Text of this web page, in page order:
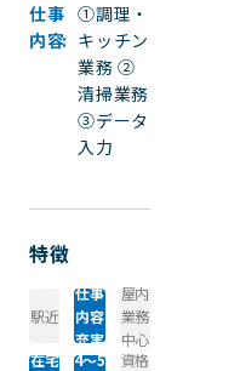
仕事
内容
①調理・
キッチン
業務 ②
清掃業務
③データ
入力
特徴
駅近
仕事
内容
充実
屋内
業務
中心
在宅
4～5
資格